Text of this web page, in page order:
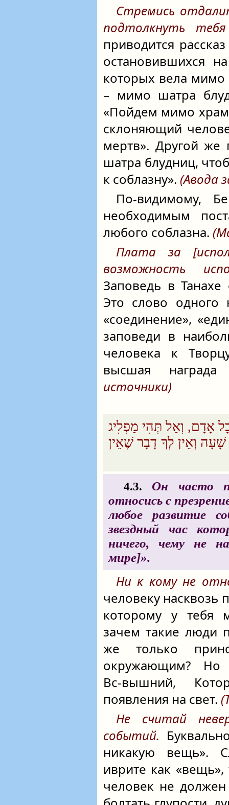
Стремись
подтолкнуть
приводится
остановившихся
которых вела мимо
– мимо шатра
«Пойдем мимо
склоняющий
мертв». Другой
шатра блудниц,
к соблазну». (Авода
По-видимому,
необходимым
любого соблазна.
Плата за
возможность
Заповедь в
Это слово
«соединение»,
заповеди в
человека к
высшая
источники)
אָדָם, וְאַל תְּהִי מַפְלִיג
וְאֵין לְךָ דָבָר ‏שֶׁאֵין
4.3. Он часто
относись с
любое развитие
звездный час
ничего, чему не
мире]».
Ни к кому не
человеку
которому у тебя
зачем такие люди
же только
окружающим? Но
Вс-вышний,
появления на свет.
Не считай
событий.
никакую вещь».
иврите как
человек не